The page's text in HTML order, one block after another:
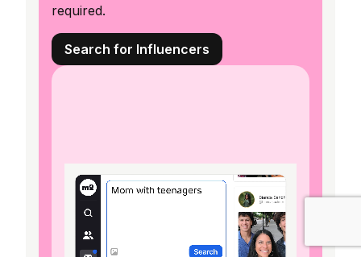
required.
Search for Influencers